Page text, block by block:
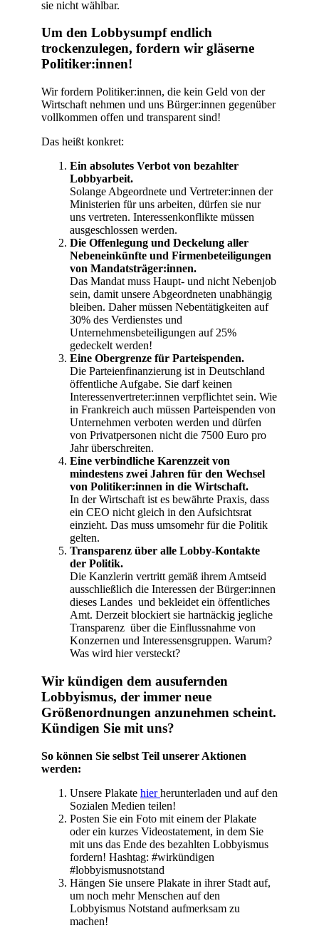
sie nicht wählbar.
Um den Lobbysumpf endlich
trockenzulegen, fordern wir gläserne
Politiker:innen!
Wir fordern Politiker:innen, die kein Geld von der
Wirtschaft nehmen und uns Bürger:innen gegenüber
vollkommen offen und transparent sind!
Das heißt konkret:
Ein absolutes Verbot von bezahlter
Lobbyarbeit.
Solange Abgeordnete und Vertreter:innen der
Ministerien für uns arbeiten, dürfen sie nur
uns vertreten. Interessenkonflikte müssen
ausgeschlossen werden.
Die Offenlegung und Deckelung aller
Nebeneinkünfte und Firmenbeteiligungen
von Mandatsträger:innen.
Das Mandat muss Haupt- und nicht Nebenjob
sein, damit unsere Abgeordneten unabhängig
bleiben. Daher müssen Nebentätigkeiten auf
30% des Verdienstes und
Unternehmensbeteiligungen auf 25%
gedeckelt werden!
Eine Obergrenze für Parteispenden.
Die Parteienfinanzierung ist in Deutschland
öffentliche Aufgabe. Sie darf keinen
Interessenvertreter:innen verpflichtet sein. Wie
in Frankreich auch müssen Parteispenden von
Unternehmen verboten werden und dürfen
von Privatpersonen nicht die 7500 Euro pro
Jahr überschreiten.
Eine verbindliche Karenzzeit von
mindestens zwei Jahren für den Wechsel
von Politiker:innen in die Wirtschaft.
In der Wirtschaft ist es bewährte Praxis, dass
ein CEO nicht gleich in den Aufsichtsrat
einzieht. Das muss umsomehr für die Politik
gelten.
Transparenz über alle Lobby-Kontakte
der Politik.
Die Kanzlerin vertritt gemäß ihrem Amtseid
ausschließlich die Interessen der Bürger:innen
dieses Landes und bekleidet ein öffentliches
Amt. Derzeit blockiert sie hartnäckig jegliche
Transparenz über die Einflussnahme von
Konzernen und Interessensgruppen. Warum?
Was wird hier versteckt?
Wir kündigen dem ausufernden
Lobbyismus, der immer neue
Größenordnungen anzunehmen scheint.
Kündigen Sie mit uns?
So können Sie selbst Teil unserer Aktionen
werden:
Unsere Plakate hierherunterladen und auf den
Sozialen Medien teilen!
Posten Sie ein Foto mit einem der Plakate
oder ein kurzes Videostatement, in dem Sie
mit uns das Ende des bezahlten Lobbyismus
fordern! Hashtag: #wirkündigen
#lobbyismusnotstand
Hängen Sie unsere Plakate in ihrer Stadt auf,
um noch mehr Menschen auf den
Lobbyismus Notstand aufmerksam zu
machen!